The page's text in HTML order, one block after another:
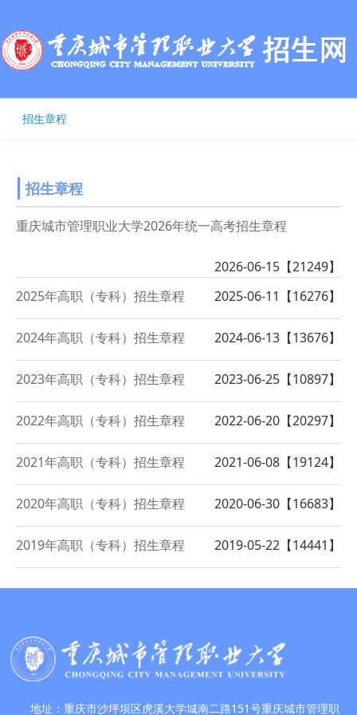
招生章程
招生章程
重庆城市管理职业大学2026年统一高考招生章程
2026-06-15【21249】
2025年高职（专科）招生章程
2025-06-11【16276】
2024年高职（专科）招生章程 2024-06-13【13676】
2023年高职（专科）招生章程 2023-06-25【10897】
2022年高职（专科）招生章程 2022-06-20【20297】
2021年高职（专科）招生章程 2021-06-08【19124】
2020年高职（专科）招生章程 2020-06-30【16683】
2019年高职（专科）招生章程 2019-05-22【14441 】
地址：重庆市沙坪坝区虎溪大学城南二路151号重庆城市管理职